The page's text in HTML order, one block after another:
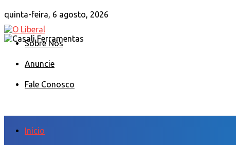
quinta-feira, 6 agosto, 2026
Sobre Nós
Anuncie
Fale Conosco
Início